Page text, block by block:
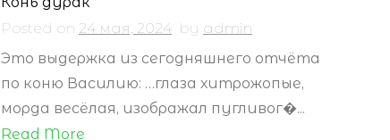
Posted on 24 мая, 2024 by admin
Это выдержка из сегодняшнего отчёта
по коню Василию: …глаза хитрожопые,
морда весёлая, изображал пугливог�...
Read More